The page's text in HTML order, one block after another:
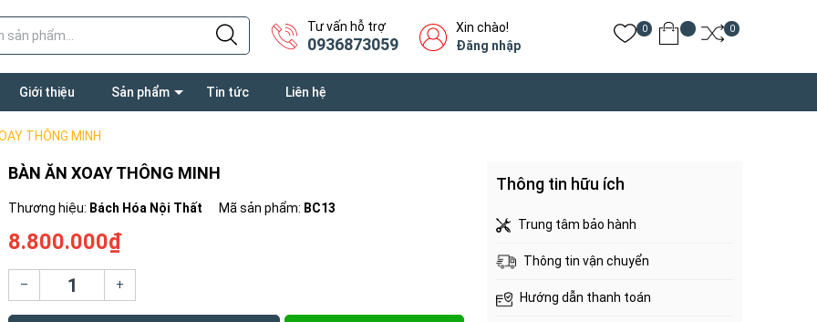
Tư vấn hỗ trợ
0936873059
Xin chào!
Đăng nhập
0 0
Giới thiệu Sản phẩm Tin tức Liên hệ
THÔNG MINH
BÀN ĂN XOAY THÔNG MINH
Thương hiệu: Bách Hóa Nội Thất Mã sản phẩm: BC13
8.800.000₫
– +
Thông tin hữu ích
Trung tâm bảo hành
Thông tin vận chuyển
Hướng dẫn thanh toán